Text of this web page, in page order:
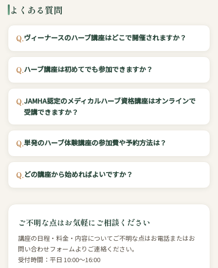
よくある質問
Q.ヴィーナースのハーブ講座はどこで開催されますか？
Q.ハーブ講座は初めてでも参加できますか？
Q.JAMHA認定のメディカルハーブ資格講座はオンラインで
受講できますか？
Q.単発のハーブ体験講座の参加費や予約方法は？
Q.どの講座から始めればよいですか？
ご不明な点はお気軽にご相談ください
講座の日程・料金・内容についてご不明な点はお電話またはお
問い合わせフォームよりご連絡ください。
受付時間：平日 10:00〜16:00